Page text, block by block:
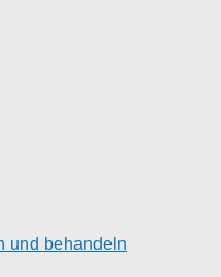
und behandeln